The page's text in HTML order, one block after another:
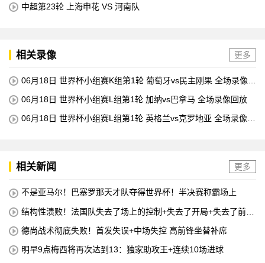
中超第23轮 上海申花 VS 河南队
相关录像 更多
06月18日 世界杯小组赛K组第1轮 葡萄牙vs民主刚果 全场录像回
06月18日 世界杯小组赛L组第1轮 加纳vs巴拿马 全场录像回放
06月18日 世界杯小组赛L组第1轮 英格兰vs克罗地亚 全场录像回
相关新闻 更多
不是亚马尔！巴塞罗那天才队夺得世界杯！半决赛称霸场上
结构性溃败！法国队失去了场上的控制+失去了开局+失去了前锋
德尚战术彻底失败！首发失误+中场失控 高前锋坐替补席
明早9点梅西将再次达到13：独家助攻王+连续10场进球